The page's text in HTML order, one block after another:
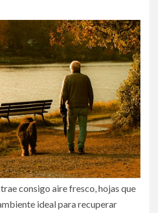
consigo aire fresco, hojas que
ideal para recuperar